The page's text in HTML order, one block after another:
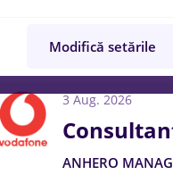
3 Aug. 2026
ANHERO
Modifică setările